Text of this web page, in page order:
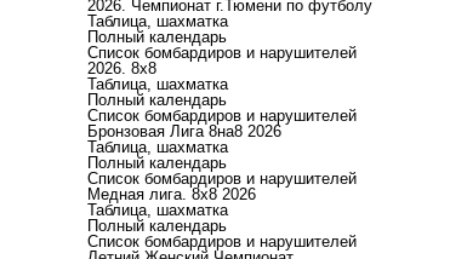
2026. Чемпионат г.Тюмени по футболу
Таблица, шахматка
Полный календарь
Список бомбардиров и нарушителей
2026. 8х8
Таблица, шахматка
Полный календарь
Список бомбардиров и нарушителей
Бронзовая Лига 8на8 2026
Таблица, шахматка
Полный календарь
Список бомбардиров и нарушителей
Медная лига. 8x8 2026
Таблица, шахматка
Полный календарь
Список бомбардиров и нарушителей